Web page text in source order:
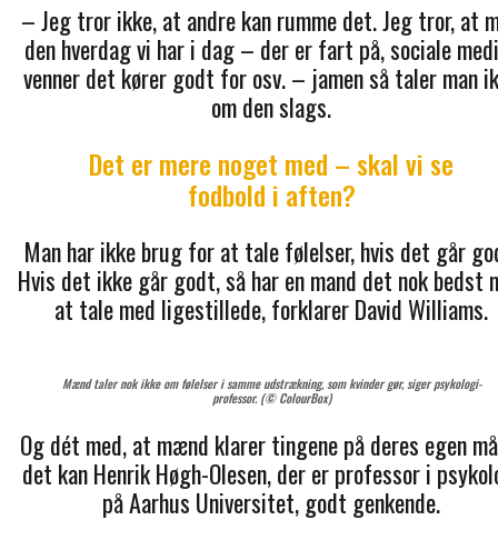
– Jeg tror ikke, at andre kan rumme det. Jeg tror, at
den hverdag vi har i dag – der er fart på, sociale
venner det kører godt for osv. – jamen så taler man
om den slags.
Det er mere noget med – skal vi se
fodbold i aften?
Man har ikke brug for at tale følelser, hvis det går
Hvis det ikke går godt, så har en mand det nok bedst
at tale med ligestillede, forklarer David Williams.
Mænd taler nok ikke om følelser i samme udstrækning, som kvinder gør, siger psykologi-
professor. (© ColourBox)
Og dét med, at mænd klarer tingene på deres egen
det kan Henrik Høgh-Olesen, der er professor i
på Aarhus Universitet, godt genkende.